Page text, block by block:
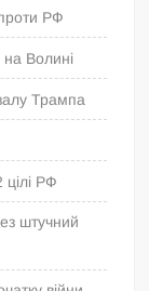
РФ
Волині
Трампа
РФ
штучний